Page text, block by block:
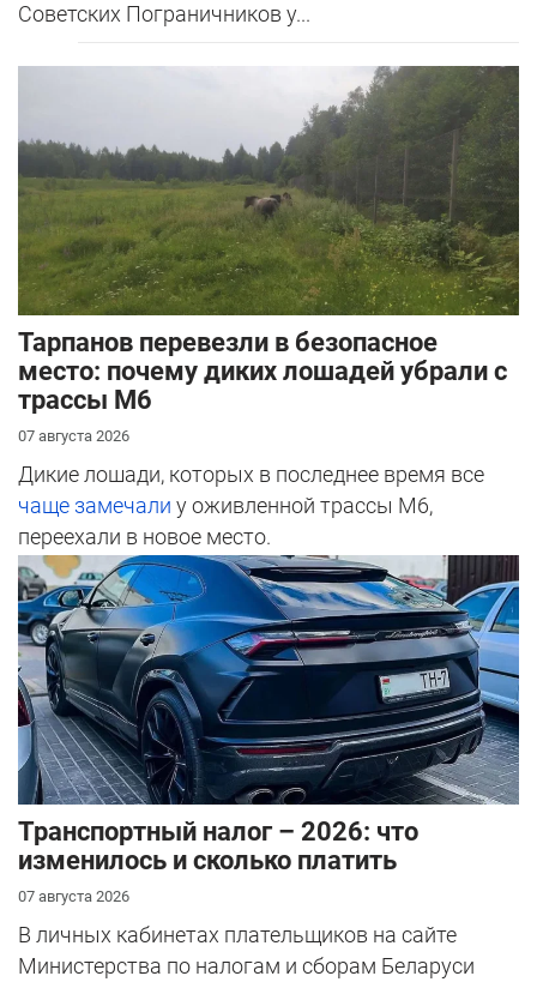
Советских Пограничников у...
Тарпанов перевезли в безопасное
место: почему диких лошадей убрали с
трассы М6
07 августа 2026
Дикие лошади, которых в последнее время все
чаще замечали у оживленной трассы М6,
переехали в новое место.
Транспортный налог – 2026: что
изменилось и сколько платить
07 августа 2026
В личных кабинетах плательщиков на сайте
Министерства по налогам и сборам Беларуси